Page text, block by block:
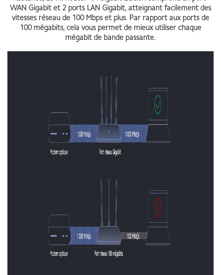
WAN Gigabit et 2 ports LAN Gigabit, atteignant facilement des
vitesses réseau de 100 Mbps et plus. Par rapport aux ports de
100 mégabits, cela vous permet de mieux utiliser chaque
mégabit de bande passante.